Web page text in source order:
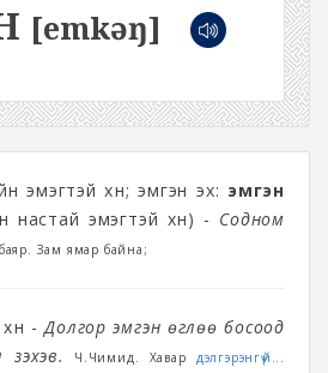
[emkəŋ]
эмэгтэй хүн; эмгэн эх: эмгэн
настай эмэгтэй хүн) - Содном
Зам ямар байна;
-Долгор эмгэн өглөө босоод
Ч.Чимид. Хавар дэлгэрэнгүй...